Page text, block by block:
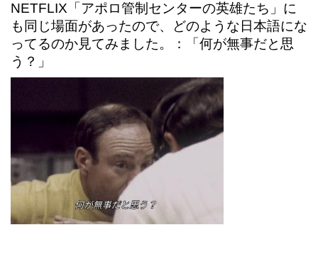
NETFLIX「アポロ管制センターの英雄たち」に
も同じ場面があったので、どのような日本語にな
ってるのか見てみました。
：「何が無事だと思
う？」